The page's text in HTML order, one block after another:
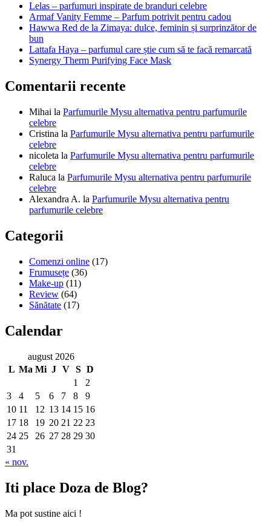
Lelas – parfumuri inspirate de branduri celebre
Armaf Vanity Femme – Parfum potrivit pentru cadou
Hawwa Red de la Zimaya: dulce, feminin și surprinzător de
bun
Lattafa Haya – parfumul care știe cum să te facă remarcată
Synergy Therm Purifying Face Mask
Comentarii recente
Mihai la Parfumurile Mysu alternativa pentru parfumurile
celebre
Cristina la Parfumurile Mysu alternativa pentru parfumurile
celebre
nicoleta la Parfumurile Mysu alternativa pentru parfumurile
celebre
Raluca la Parfumurile Mysu alternativa pentru parfumurile
celebre
Alexandra A. la Parfumurile Mysu alternativa pentru
parfumurile celebre
Categorii
Comenzi online (17)
Frumusețe (36)
Make-up (11)
Review (64)
Sănătate (17)
Calendar
august 2026
L Ma Mi J V S D
1
2
3
4 5 6 7 8
9
10 11 12 13 14 15 16
17 18 19 20 21 22 23
24 25 26 27 28 29 30
31
« nov.
Iti place Doza de Blog?
Ma pot sustine aici !